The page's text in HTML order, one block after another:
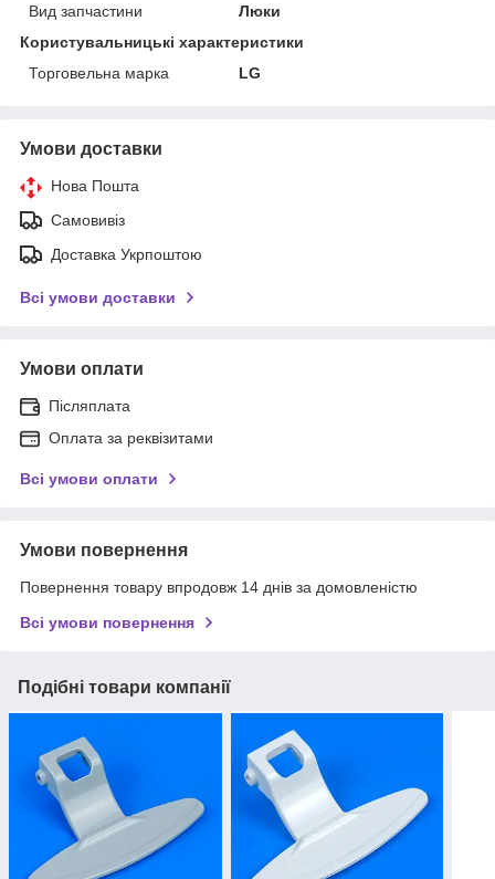
Вид запчастини
Люки
Користувальницькі характеристики
Торговельна марка
LG
Умови доставки
Нова Пошта
Самовивіз
Доставка Укрпоштою
Всі умови доставки
Умови оплати
Післяплата
Оплата за реквізитами
Всі умови оплати
Умови повернення
Повернення товару впродовж 14 днів за домовленістю
Всі умови повернення
Подібні товари компанії